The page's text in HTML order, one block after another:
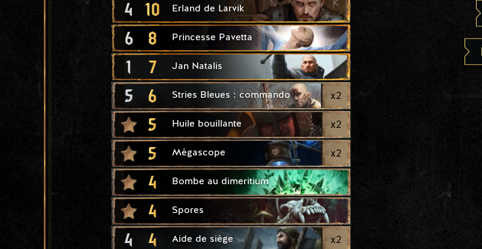
4 10 Erland de Larvik
6 8 Princesse Pavetta
1 7 Jan Natalis
5 6 Stries Bleues : commando x2
5 Huile bouillante x2
5 Mégascope x2
4 Bombe au dimeritium
4 Spores
4 4 Aide de siège x2